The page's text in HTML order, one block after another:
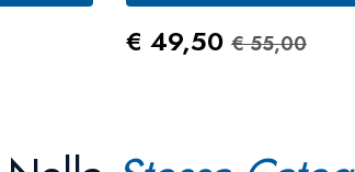
Prezzo
€ 49,50 Prezzo
€ 55,00